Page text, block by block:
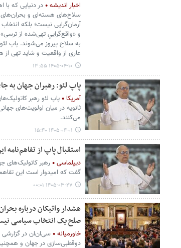
اخبار اندیشه
در دنیایی که
سلاح‌های هسته‌ای و بحران‌های
آرمان‌گرایی نیست؛ بلکه
و «واقع‌گراییِ تهی‌شده از
به سلاح پیروز می‌شوند. پاپ
عاری از واقعیت و شاید تهی از
۱۴۰۵-۰۴-۱۰ ۱۳:۵۵
پاپ لئو: رهبران جهان به
آمریکا
پاپ لئو رهبر
ثانویه در میان اولویت‌های
می‌کنند.
۱۴۰۵-۰۴-۰۱ ۱۵:۴۰
استقبال پاپ از تفاهم‌نامه
دیپلماسی
رهبر کاتولیک‌های
گفت که امیدوار است این
۱۴۰۵-۰۳-۲۷ ۰۰:۰۱
هشدار واتیکان درباره
صلح یک انتخاب سیاسی
خاورمیانه
سی‌ان‌ان در
دوقطبی‌سازی در جهان و